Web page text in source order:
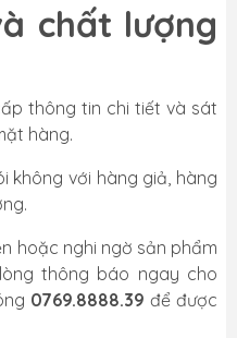
chất lượng
thông tin chi tiết và sát
hàng.
không với hàng giả, hàng
hoặc nghi ngờ sản phẩm
thông báo ngay cho
0769.8888.39 để được